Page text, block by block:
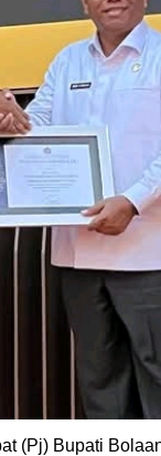
(Pj) Bupati
Geometris
Poster Horizontal